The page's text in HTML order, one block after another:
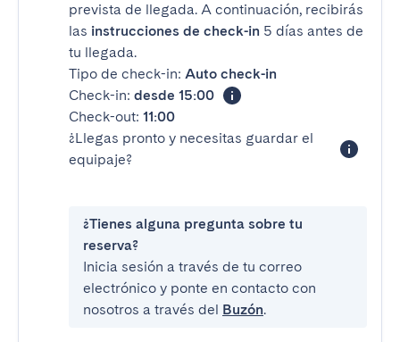
prevista de llegada. A continuación, recibirás
las instrucciones de check-in 5 días antes de
tu llegada.
Tipo de check-in: Auto check-in
Check-in: desde 15:00
Check-out: 11:00
¿Llegas pronto y necesitas guardar el
equipaje?
¿Tienes alguna pregunta sobre tu
reserva?
Inicia sesión a través de tu correo
electrónico y ponte en contacto con
nosotros a través del Buzón.